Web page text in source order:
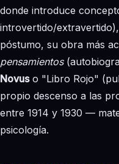
donde introduce
introvertido/extravertido),
póstumo, su obra más
pensamientos
Novuso "Libro Rojo"
propio descenso a las
entre 1914 y 1930 —
psicología.